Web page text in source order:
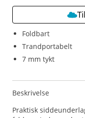
Foldbart
Trandportabelt
7 mm tykt
Beskrivelse
Praktisk